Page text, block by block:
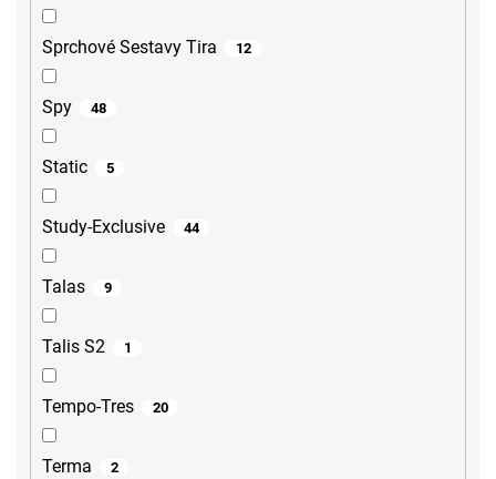
Sprchové Sestavy Tira 12
Spy 48
Static 5
Study-Exclusive 44
Talas 9
Talis S2 1
Tempo-Tres 20
Terma 2